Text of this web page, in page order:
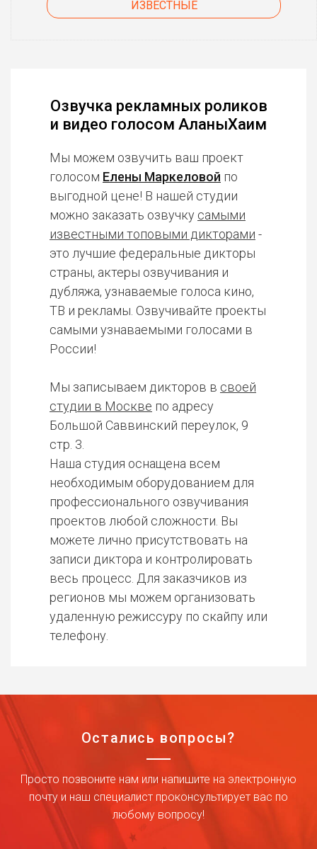
ИЗВЕСТНЫЕ
Озвучка рекламных роликов
и видео голосом АланыХаим
Мы можем озвучить ваш проект
голосом Елены Маркеловой по
выгодной цене! В нашей студии
можно заказать озвучку самыми
известными топовыми дикторами -
это лучшие федеральные дикторы
страны, актеры озвучивания и
дубляжа, узнаваемые голоса кино,
ТВ и рекламы. Озвучивайте проекты
самыми узнаваемыми голосами в
России!
Мы записываем дикторов в своей
студии в Москве по адресу
Большой Саввинский переулок, 9
стр. 3.
Наша студия оснащена всем
необходимым оборудованием для
профессионального озвучивания
проектов любой сложности. Вы
можете лично присутствовать на
записи диктора и контролировать
весь процесс. Для заказчиков из
регионов мы можем организовать
удаленную режиссуру по скайпу или
телефону.
Остались вопросы?
Просто позвоните нам или напишите на электронную
почту и наш специалист проконсультирует вас по
любому вопросу!